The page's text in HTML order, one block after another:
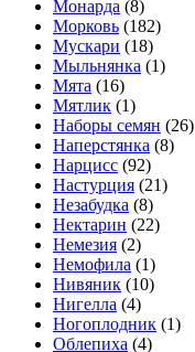
Монарда (8)
Морковь (182)
Мускари (18)
Мыльнянка (1)
Мята (16)
Мятлик (1)
Наборы семян (26)
Наперстянка (8)
Нарцисс (92)
Настурция (21)
Незабудка (8)
Нектарин (22)
Немезия (2)
Немофила (1)
Нивяник (10)
Нигелла (4)
Ногоплодник (1)
Облепиха (4)